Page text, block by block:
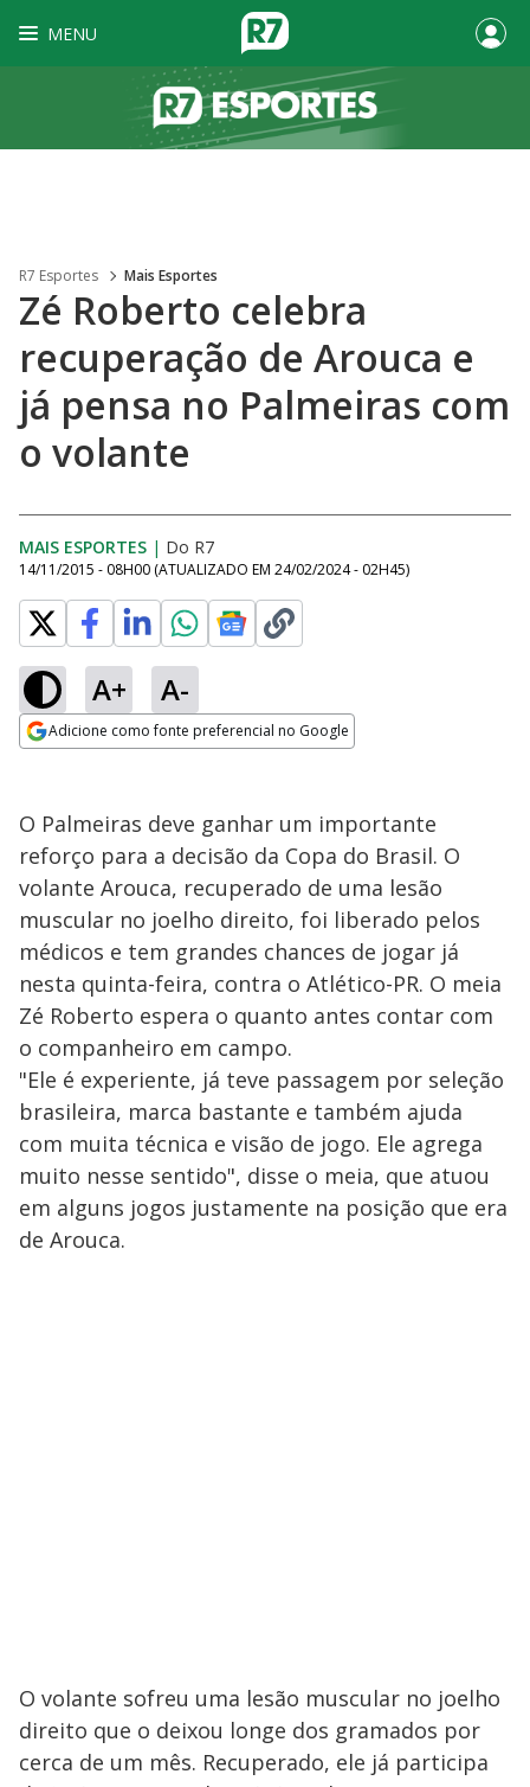
MENU
R7 Esportes Mais Esportes
Zé Roberto celebra
recuperação de Arouca e
já pensa no Palmeiras com
o volante
MAIS ESPORTES | Do R7
14/11/2015 - 08H00 (ATUALIZADO EM 24/02/2024 - 02H45)
A+ A-
Adicione como fonte preferencial no Google
O Palmeiras deve ganhar um importante
reforço para a decisão da Copa do Brasil. O
volante Arouca, recuperado de uma lesão
muscular no joelho direito, foi liberado pelos
médicos e tem grandes chances de jogar já
nesta quinta-feira, contra o Atlético-PR. O meia
Zé Roberto espera o quanto antes contar com
o companheiro em campo.
"Ele é experiente, já teve passagem por seleção
brasileira, marca bastante e também ajuda
com muita técnica e visão de jogo. Ele agrega
muito nesse sentido", disse o meia, que atuou
em alguns jogos justamente na posição que era
de Arouca.
O volante sofreu uma lesão muscular no joelho
direito que o deixou longe dos gramados por
cerca de um mês. Recuperado, ele já participa